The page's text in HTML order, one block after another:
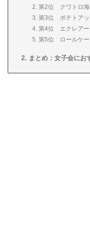
第2位 クワトロ海
第3位 ポテトアッ
第4位 エクレアー
第5位 ロールケー
まとめ：女子会にお